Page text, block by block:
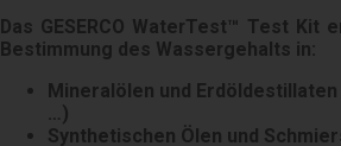
Das GESERCO WaterTest™ Test
Bestimmung des Wassergehalts in:
Mineralölen und
…)
Synthetischen Ölen und